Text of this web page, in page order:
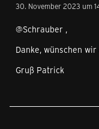
30. November 2023 um
@Schrauber ,
Danke, wünschen
Gruß Patrick